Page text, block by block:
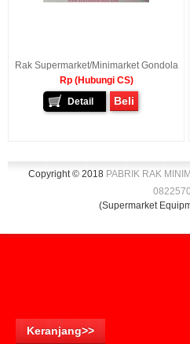
Rak Supermarket/Minimarket Gondola
Rp (Hubungi CS)
Detail
Beli
Copyright © 2018 PABRIK RAK
(Supermarket
Keranjang>>